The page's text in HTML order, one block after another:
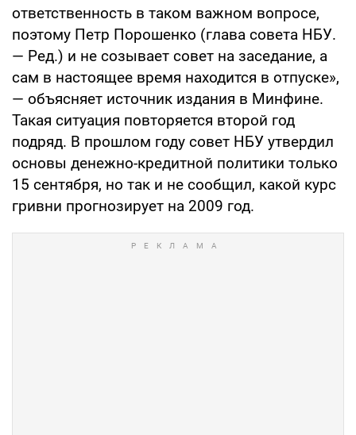
ответственность в таком важном вопросе,
поэтому Петр Порошенко (глава совета НБУ.
— Ред.) и не созывает совет на заседание, а
сам в настоящее время находится в отпуске»,
— объясняет источник издания в Минфине.
Такая ситуация повторяется второй год
подряд. В прошлом году совет НБУ утвердил
основы денежно-кредитной политики только
15 сентября, но так и не сообщил, какой курс
гривни прогнозирует на 2009 год.